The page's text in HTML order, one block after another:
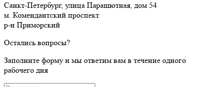
Санкт-Петербург, улица Парашютная, дом 54
м. Комендантский проспект
р-н Приморский
Остались вопросы?
Заполните форму и мы ответим вам в течение одного
рабочего дня